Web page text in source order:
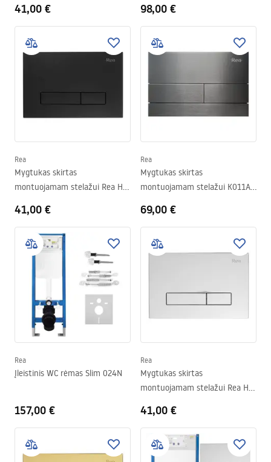
41,00 € 98,00 €
Rea
Mygtukas skirtas
montuojamam stelažui Rea HD
41,00 €
Rea
Mygtukas skirtas
montuojamam stelažui K011A-
69,00 €
Rea
Įleistinis WC rėmas Slim 024N
157,00 €
Rea
Mygtukas skirtas
montuojamam stelažui Rea HD
41,00 €